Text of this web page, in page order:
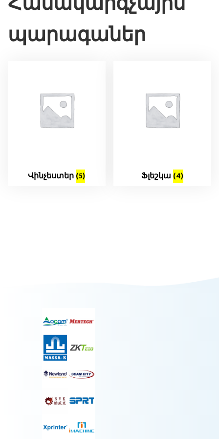
պարագաներ
Վինչեստեր(5) Ֆլեշկա (4)